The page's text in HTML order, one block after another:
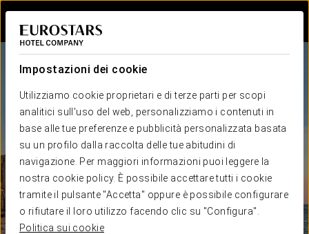
Impostazioni dei cookie
Utilizziamo cookie proprietari e di terze parti per scopi
analitici sull'uso del web, personalizziamo i contenuti in
base alle tue preferenze e pubblicità personalizzata basata
su un profilo dalla raccolta delle tue abitudini di
navigazione. Per maggiori informazioni puoi leggere la
nostra cookie policy. È possibile accettare tutti i cookie
tramite il pulsante "Accetta" oppure è possibile configurare
o rifiutare il loro utilizzo facendo clic su "Configura".
Politica sui cookie